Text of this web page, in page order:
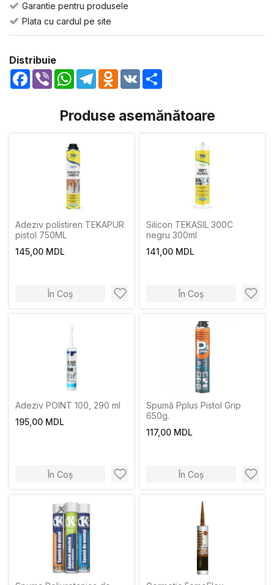
Garantie pentru produsele
Plata cu cardul pe site
Distribuie
Facebook
Viber WhatsApp
TelegramOdnoklassniki
VK
Produse asemănătoare
Adeziv polistiren TEKAPUR
pistol 750ML
145,00 MDL
În Coș
Silicon TEKASIL 300C
negru 300ml
141,00 MDL
În Coș
Adeziv POINT 100, 290 ml
195,00 MDL
În Coș
Spumă Pplus Pistol Grip
650g.
117,00 MDL
În Coș